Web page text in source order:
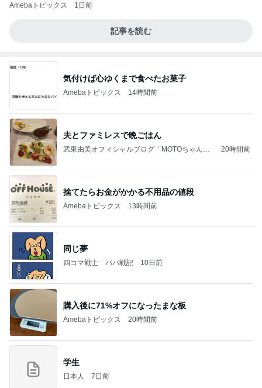
Amebaトピックス 1日前
記事を読む
気付けば心ゆくまで食べたお菓子
Amebaトピックス 14時間前
夫とファミレスで晩ごはん
武東由美オフィシャルブログ「MOTOちゃんと
20時間前
捨てたらお金がかかる不用品の値段
Amebaトピックス 13時間前
同じ夢
四コマ戦士 パパ戦記 10日前
購入後に71%オフになったまな板
Amebaトピックス 20時間前
学生
日本人 7日前